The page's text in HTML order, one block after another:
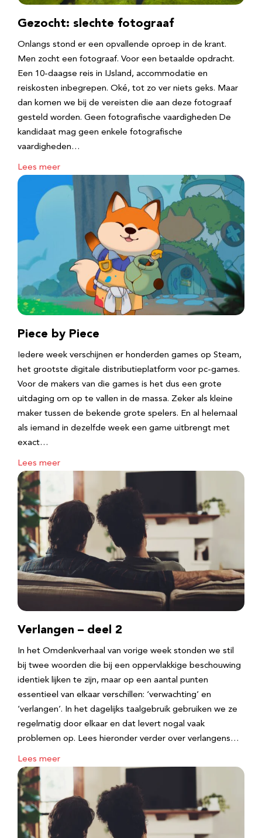
Gezocht: slechte fotograaf
Onlangs stond er een opvallende oproep in de krant.
Men zocht een fotograaf. Voor een betaalde opdracht.
Een 10-daagse reis in IJsland, accommodatie en
reiskosten inbegrepen. Oké, tot zo ver niets geks. Maar
dan komen we bij de vereisten die aan deze fotograaf
gesteld worden. Geen fotografische vaardigheden De
kandidaat mag geen enkele fotografische
vaardigheden…
Lees meer
Piece by Piece
Iedere week verschijnen er honderden games op Steam,
het grootste digitale distributieplatform voor pc-games.
Voor de makers van die games is het dus een grote
uitdaging om op te vallen in de massa. Zeker als kleine
maker tussen de bekende grote spelers. En al helemaal
als iemand in dezelfde week een game uitbrengt met
exact…
Lees meer
Verlangen – deel 2
In het Omdenkverhaal van vorige week stonden we stil
bij twee woorden die bij een oppervlakkige beschouwing
identiek lijken te zijn, maar op een aantal punten
essentieel van elkaar verschillen: ‘verwachting’ en
‘verlangen’. In het dagelijks taalgebruik gebruiken we ze
regelmatig door elkaar en dat levert nogal vaak
problemen op. Lees hieronder verder over verlangens…
Lees meer